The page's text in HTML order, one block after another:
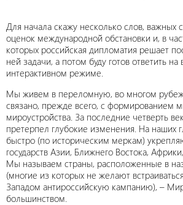
Для начала скажу несколько слов, важных
оценок международной обстановки и, в
которых российская дипломатия решает
ней задачи, а потом буду готов ответить
интерактивном режиме.
Мы живем в переломную, во многом
связано, прежде всего, с формированием
мироустройства. За последние четверть
претерпел глубокие изменения. На наших
быстро (по историческим меркам)
государств Азии, Ближнего Востока,
Мы называем страны, расположенные в
(многие из которых не желают
Западом антироссийскую кампанию), –
большинством.